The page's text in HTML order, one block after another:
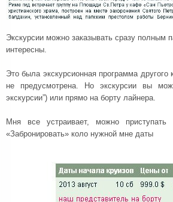
Экскурсии можно заказывать сразу полным
интересны.
Это была экскурсионная программа
не предусмотрена. Но экскурсии вы
экскурсии”) или прямо на борту лайнера.
Мня все устраивает, можно
«Забронировать» коло нужной мне даты